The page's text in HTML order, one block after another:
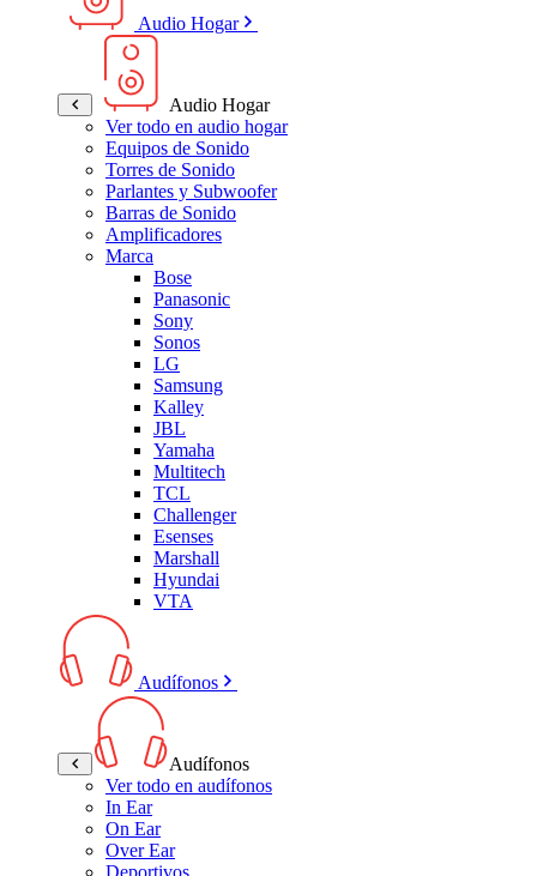
Audio Hogar
Audio Hogar
Ver todo en audio hogar
Equipos de Sonido
Torres de Sonido
Parlantes y Subwoofer
Barras de Sonido
Amplificadores
Marca
Bose
Panasonic
Sony
Sonos
LG
Samsung
Kalley
JBL
Yamaha
Multitech
TCL
Challenger
Esenses
Marshall
Hyundai
VTA
Audífonos
Audífonos
Ver todo en audífonos
In Ear
On Ear
Over Ear
Deportivos